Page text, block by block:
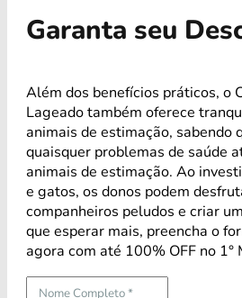
Garanta seu
Além dos benefícios práticos, o
Lageado também oferece
animais de estimação, sabendo
quaisquer problemas de saúde
animais de estimação. Ao
e gatos, os donos podem
companheiros peludos e criar
que esperar mais, preencha o
agora com até 100% OFF no 1°